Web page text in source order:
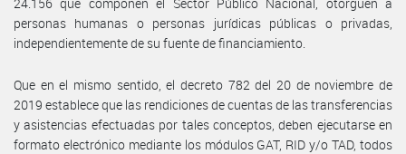
personas humanas o personas jurídicas públicas o privadas,
independientemente de su fuente de financiamiento.
Que en el mismo sentido, el decreto 782 del 20 de noviembre de
2019 establece que las rendiciones de cuentas de las transferencias
y asistencias efectuadas por tales conceptos, deben ejecutarse en
formato electrónico mediante los módulos GAT, RID y/o TAD, todos